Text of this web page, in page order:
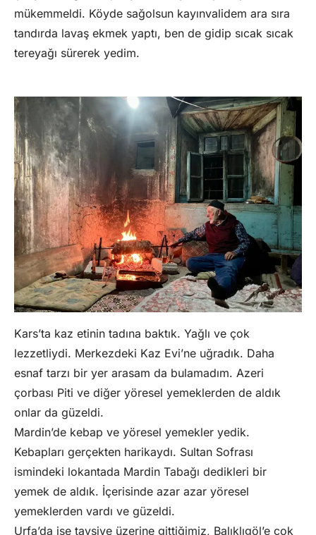
mükemmeldi. Köyde sağolsun kayınvalidem ara sıra
tandırda lavaş ekmek yaptı, ben de gidip sıcak sıcak
tereyağı sürerek yedim.
Kars’ta kaz etinin tadına baktık. Yağlı ve çok
lezzetliydi. Merkezdeki Kaz Evi’ne uğradık. Daha
esnaf tarzı bir yer arasam da bulamadım. Azeri
çorbası Piti ve diğer yöresel yemeklerden de aldık
onlar da güzeldi.
Mardin’de kebap ve yöresel yemekler yedik.
Kebapları gerçekten harikaydı. Sultan Sofrası
ismindeki lokantada Mardin Tabağı dedikleri bir
yemek de aldık. İçerisinde azar azar yöresel
yemeklerden vardı ve güzeldi.
Urfa’da ise tavsiye üzerine gittiğimiz, Balıklıgöl’e çok